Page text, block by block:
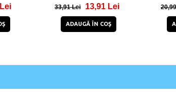
28,99 Lei 18,99 Lei 35,81 Lei 15,81 Lei